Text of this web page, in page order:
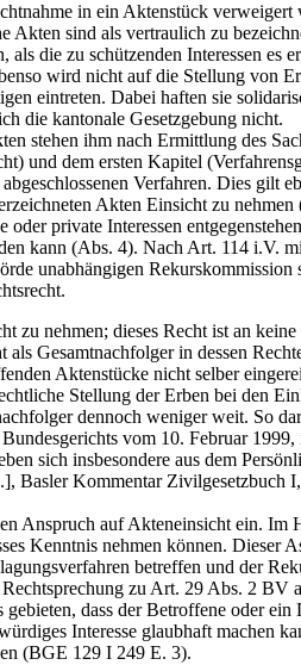
in ein Aktenstück verweigert
Akten sind als vertraulich zu
die zu schützenden Interessen es
wird nicht auf die Stellung von
eintreten. Dabei haften sie
die kantonale Gesetzgebung nicht.
stehen ihm nach Ermittlung des
und dem ersten Kapitel
Verfahren. Dies gilt
Akten Einsicht zu
private Interessen
kann (Abs. 4). Nach Art. 114 i.V.
unabhängigen
zu nehmen; dieses Recht ist an
Gesamtnachfolger in dessen
Aktenstücke nicht selber
Stellung der Erben bei den
dennoch weniger weit. So
vom 10. Februar
sich insbesondere aus dem
Basler Kommentar Zivilgesetzbuch
Anspruch auf Akteneinsicht ein. Im
Kenntnis nehmen können. Dieser
betreffen und der
zu Art. 29 Abs. 2 BV
dass der Betroffene oder
Interesse glaubhaft machen
(BGE 129 I 249 E. 3).